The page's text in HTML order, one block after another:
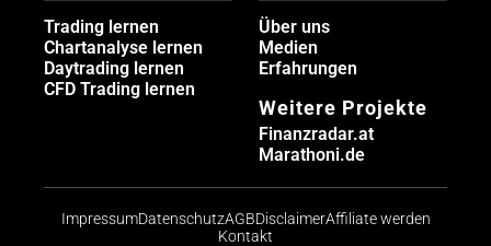
Trading lernen
Chartanalyse lernen
Daytrading lernen
CFD Trading lernen
Über uns
Medien
Erfahrungen
Weitere Projekte
Finanzradar.at
Marathoni.de
ImpressumDatenschutzAGBDisclaimerAffiliate werden
Kontakt